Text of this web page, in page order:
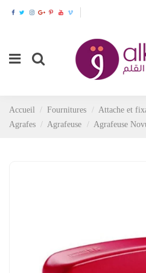
Accueil Fournitures Attache et
Agrafes
Agrafeuse Agrafeuse